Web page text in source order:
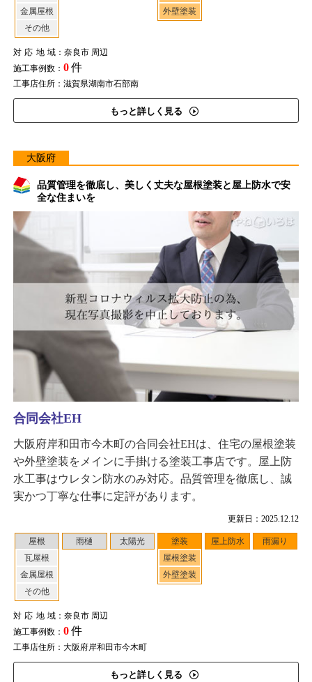
金属屋根
その他
外壁塗装
対応地域：奈良市 周辺
施工事例数： 0件
工事店住所：滋賀県湖南市石部南
もっと詳しく見る
大阪府
品質管理を徹底し、美しく丈夫な屋根塗装と屋上防水で安
全な住まいを
更新日：2025.12.12
屋根
瓦屋根
金属屋根
その他
雨樋 太陽光
塗装
屋根塗装
外壁塗装
屋上防水 雨漏り
対応地域：奈良市 周辺
施工事例数： 0件
工事店住所：大阪府岸和田市今木町
もっと詳しく見る
合同会社EH
大阪府岸和田市今木町の合同会社EHは、住宅の屋根塗装
や外壁塗装をメインに手掛ける塗装工事店です。屋上防
水工事はウレタン防水のみ対応。品質管理を徹底し、誠
実かつ丁寧な仕事に定評があります。